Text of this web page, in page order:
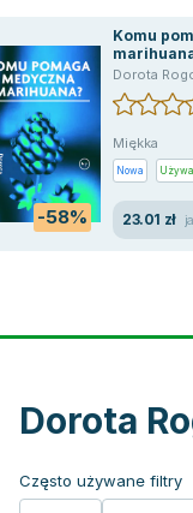
,Dorota
-58%
Komu
Miękka
Nowa
23.01 zł
Dorota
Często używane filtry